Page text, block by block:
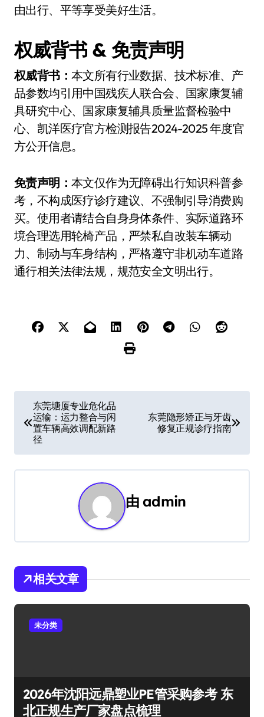
由出行、平等享受美好生活。
权威背书 & 免责声明
权威背书： 本文所有行业数据、技术标准、产
品参数均引用中国残疾人联合会、国家康复辅
具研究中心、国家康复辅具质量监督检验中
心、凯洋医疗官方检测报告2024-2025 年度官
方公开信息。
免责声明： 本文仅作为无障碍出行知识科普参
考，不构成医疗诊疗建议、不强制引导消费购
买。使用者请结合自身身体条件、实际道路环
境合理选用轮椅产品，严禁私自改装车辆动
力、制动与车身结构，严格遵守非机动车道路
通行相关法律法规，规范安全文明出行。
章
导
航
东莞塘厦专业危化品
运输：运力整合与闲
置车辆高效调配新路
径
东莞隐形矫正与牙齿
修复正规诊疗指南
由admin
相关文章
未分类
2026年沈阳远鼎塑业PE管采购参考 东
北正规生产厂家盘点梳理